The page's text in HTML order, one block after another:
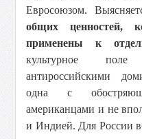
Евросоюзом.
общих ценностей,
применены к
культурное поле
антироссийскими
одна с
американцами и не
и Индией. Для России